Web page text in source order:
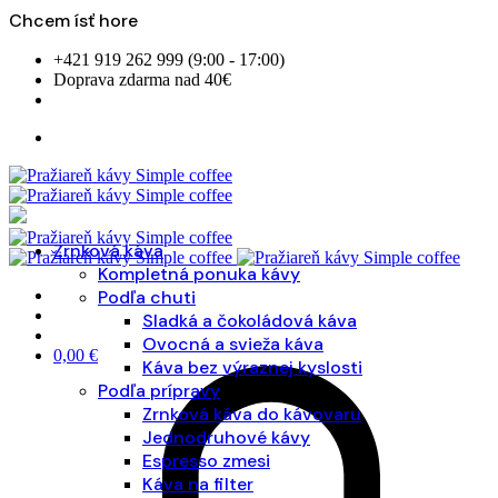
Chcem ísť hore
Skip
content
+421 919 262 999 (9:00 - 17:00)
Doprava zdarma nad 40€
0,00 €
Zrnková káva
Kompletná ponuka kávy
Podľa chuti
Sladká a čokoládová káva
Ovocná a svieža káva
Káva bez výraznej kyslosti
Podľa prípravy
Zrnková káva do kávovaru
Jednodruhové kávy
Espresso zmesi
Káva na filter